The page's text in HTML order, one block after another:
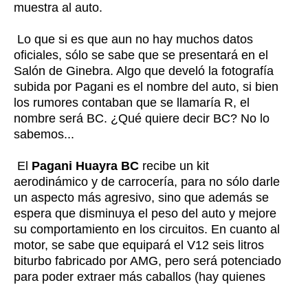
muestra al auto.
Lo que si es que aun no hay muchos datos
oficiales, sólo se sabe que se presentará en el
Salón de Ginebra. Algo que develó la fotografía
subida por Pagani es el nombre del auto, si bien
los rumores contaban que se llamaría R, el
nombre será BC. ¿Qué quiere decir BC? No lo
sabemos...
El Pagani Huayra BC recibe un kit
aerodinámico y de carrocería, para no sólo darle
un aspecto más agresivo, sino que además se
espera que disminuya el peso del auto y mejore
su comportamiento en los circuitos. En cuanto al
motor, se sabe que equipará el V12 seis litros
biturbo fabricado por AMG, pero será potenciado
para poder extraer más caballos (hay quienes